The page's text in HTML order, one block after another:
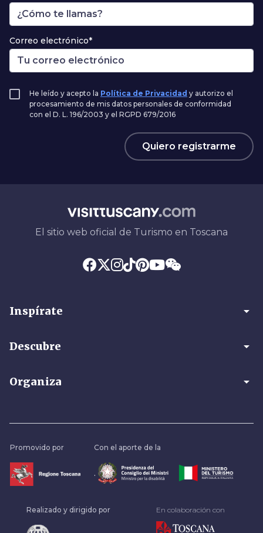
Correo electrónico*
He leído y acepto la Política de Privacidad y autorizo el
procesamiento de mis datos personales de conformidad
con el D. L. 196/2003 y el RGPD 679/2016
Quiero registrarme
El sitio web oficial de Turismo en Toscana
Inspírate arrow_drop_down
Descubre arrow_drop_down
Organiza arrow_drop_down
Promovido por Con el aporte de la
.
Realizado y dirigido por En colaboración con